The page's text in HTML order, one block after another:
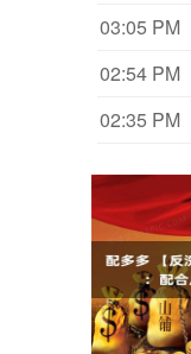
03:05 PM
02:54 PM
02:35 PM